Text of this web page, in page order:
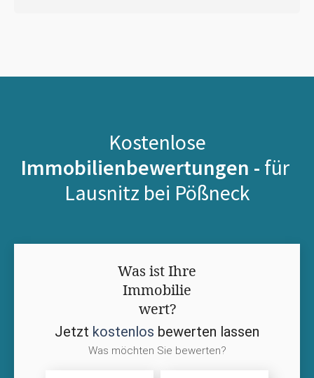
Kostenlose
Immobilienbewertungen - für
Lausnitz bei Pößneck
Was ist Ihre
Immobilie
wert?
Jetzt kostenlos bewerten lassen
Was möchten Sie bewerten?